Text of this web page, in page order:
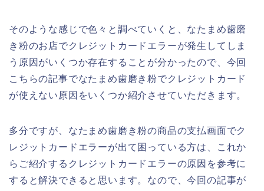
そのような感じで色々と調べていくと、なたまめ歯磨
き粉のお店でクレジットカードエラーが発生してしま
う原因がいくつか存在することが分かったので、今回
こちらの記事でなたまめ歯磨き粉でクレジットカード
が使えない原因をいくつか紹介させていただきます。
多分ですが、なたまめ歯磨き粉の商品の支払画面でク
レジットカードエラーが出て困っている方は、これか
らご紹介するクレジットカードエラーの原因を参考に
すると解決できると思います。なので、今回の記事が